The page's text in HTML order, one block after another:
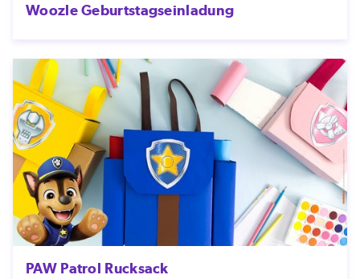
Woozle Geburtstagseinladung
PAW Patrol Rucksack